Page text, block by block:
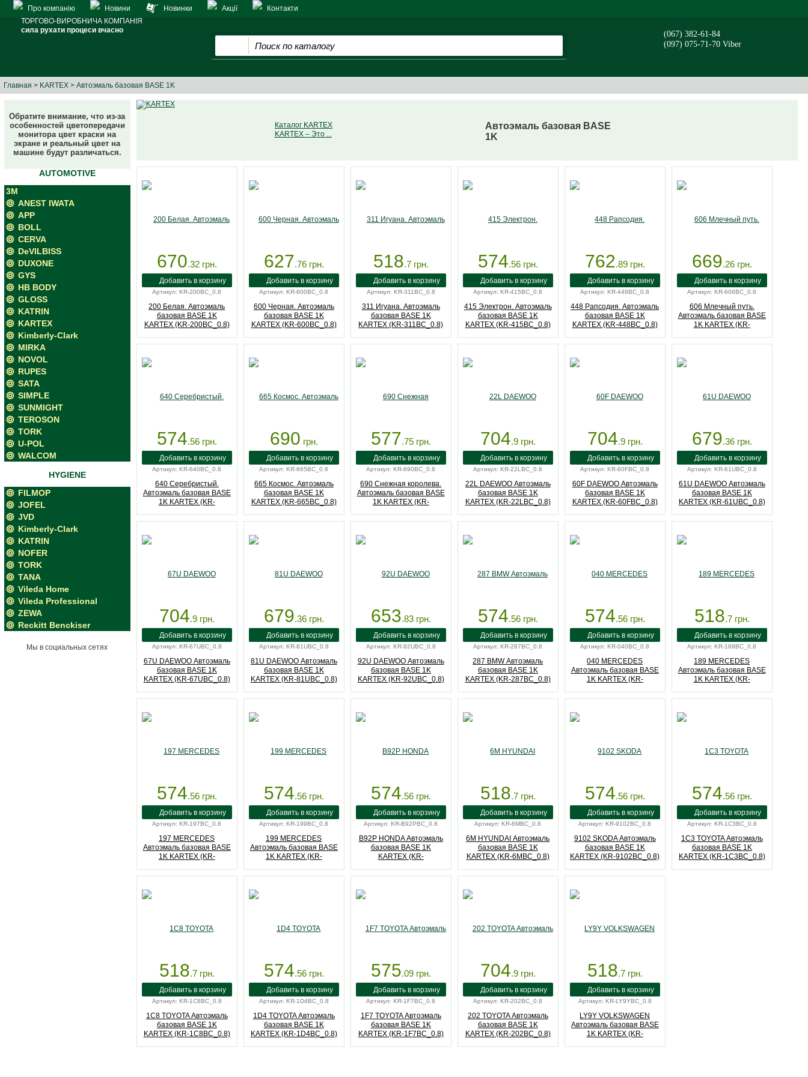
Про компанію Новини Новинки Акції
Контакти
ТОРГОВО-ВИРОБНИЧА КОМПАНІЯ
сила рухати процеси вчасно
(067) 382-61-84
(097) 075-71-70 Viber
Главная > KARTEX > Автоэмаль базовая BASE 1K
Обратите внимание, что из-за
особенностей цветопередачи
монитора цвет краски на
экране и реальный цвет на
машине будут различаться.
AUTOMOTIVE
3M
ANEST IWATA
APP
BOLL
CERVA
DeVILBISS
DUXONE
GYS
HB BODY
GLOSS
KATRIN
KARTEX
Kimberly-Clark
MIRKA
NOVOL
RUPES
SATA
SIMPLE
SUNMIGHT
TEROSON
TORK
U-POL
WALCOM
HYGIENE
FILMOP
JOFEL
JVD
Kimberly-Clark
KATRIN
NOFER
TORK
TANA
Vileda Home
Vileda Professional
ZEWA
Reckitt Benckiser
Мы в социальных сетях
Каталог KARTEX
KARTEX – Это ...
Автоэмаль базовая BASE
1K
670.32грн.
Артикул: KR-200BC_0.8
200 Белая. Автоэмаль
базовая BASE 1K
KARTEX (KR-200BC_0.8)
627.76грн.
Артикул: KR-600BC_0.8
600 Черная. Автоэмаль
базовая BASE 1K
KARTEX (KR-600BC_0.8)
518.7грн.
Артикул: KR-311BC_0.8
311 Игуана. Автоэмаль
базовая BASE 1K
KARTEX (KR-311BC_0.8)
574.56грн.
Артикул: KR-415BC_0.8
415 Электрон. Автоэмаль
базовая BASE 1K
KARTEX (KR-415BC_0.8)
762.89грн.
Артикул: KR-448BC_0.8
448 Рапсодия. Автоэмаль
базовая BASE 1K
KARTEX (KR-448BC_0.8)
669.26грн.
Артикул: KR-606BC_0.8
606 Млечный путь.
Автоэмаль базовая BASE
1K KARTEX (KR-
574.56грн.
Артикул: KR-640BC_0.8
640 Серебристый.
Автоэмаль базовая BASE
1K KARTEX (KR-
690 грн.
Артикул: KR-665BC_0.8
665 Космос. Автоэмаль
базовая BASE 1K
KARTEX (KR-665BC_0.8)
577.75грн.
Артикул: KR-690BC_0.8
690 Снежная королева.
Автоэмаль базовая BASE
1K KARTEX (KR-
704.9грн.
Артикул: KR-22LBC_0.8
22L DAEWOO Автоэмаль
базовая BASE 1K
KARTEX (KR-22LBC_0.8)
704.9грн.
Артикул: KR-60FBC_0.8
60F DAEWOO Автоэмаль
базовая BASE 1K
KARTEX (KR-60FBC_0.8)
679.36грн.
Артикул: KR-61UBC_0.8
61U DAEWOO Автоэмаль
базовая BASE 1K
KARTEX (KR-61UBC_0.8)
704.9грн.
Артикул: KR-67UBC_0.8
67U DAEWOO Автоэмаль
базовая BASE 1K
KARTEX (KR-67UBC_0.8)
679.36грн.
Артикул: KR-81UBC_0.8
81U DAEWOO Автоэмаль
базовая BASE 1K
KARTEX (KR-81UBC_0.8)
653.83грн.
Артикул: KR-92UBC_0.8
92U DAEWOO Автоэмаль
базовая BASE 1K
KARTEX (KR-92UBC_0.8)
574.56грн.
Артикул: KR-287BC_0.8
287 BMW Автоэмаль
базовая BASE 1K
KARTEX (KR-287BC_0.8)
574.56грн.
Артикул: KR-040BC_0.8
040 MERCEDES
Автоэмаль базовая BASE
1K KARTEX (KR-
518.7грн.
Артикул: KR-189BC_0.8
189 MERCEDES
Автоэмаль базовая BASE
1K KARTEX (KR-
574.56грн.
Артикул: KR-197BC_0.8
197 MERCEDES
Автоэмаль базовая BASE
1K KARTEX (KR-
574.56грн.
Артикул: KR-199BC_0.8
199 MERCEDES
Автоэмаль базовая BASE
1K KARTEX (KR-
574.56грн.
Артикул: KR-B92PBC_0.8
B92P HONDA Автоэмаль
базовая BASE 1K
KARTEX (KR-
518.7грн.
Артикул: KR-6MBC_0.8
6M HYUNDAI Автоэмаль
базовая BASE 1K
KARTEX (KR-6MBC_0.8)
574.56грн.
Артикул: KR-9102BC_0.8
9102 SKODA Автоэмаль
базовая BASE 1K
KARTEX (KR-9102BC_0.8)
574.56грн.
Артикул: KR-1C3BC_0.8
1C3 TOYOTA Автоэмаль
базовая BASE 1K
KARTEX (KR-1C3BC_0.8)
518.7грн.
Артикул: KR-1C8BC_0.8
1C8 TOYOTA Автоэмаль
базовая BASE 1K
KARTEX (KR-1C8BC_0.8)
574.56грн.
Артикул: KR-1D4BC_0.8
1D4 TOYOTA Автоэмаль
базовая BASE 1K
KARTEX (KR-1D4BC_0.8)
575.09грн.
Артикул: KR-1F7BC_0.8
1F7 TOYOTA Автоэмаль
базовая BASE 1K
KARTEX (KR-1F7BC_0.8)
704.9грн.
Артикул: KR-202BC_0.8
202 TOYOTA Автоэмаль
базовая BASE 1K
KARTEX (KR-202BC_0.8)
518.7грн.
Артикул: KR-LY9YBC_0.8
LY9Y VOLKSWAGEN
Автоэмаль базовая BASE
1K KARTEX (KR-